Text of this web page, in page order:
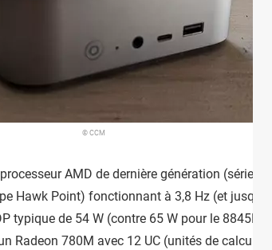
© CCM
AMD de dernière génération (série
Hawk Point) fonctionnant à 3,8 Hz (et jusqu'à
typique de 54 W (contre 65 W pour le
Radeon 780M avec 12 UC (unités de calcul)